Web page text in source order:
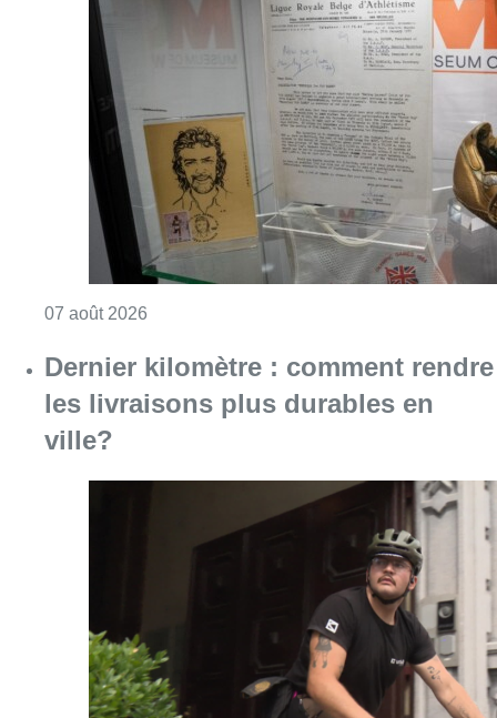
07 août 2026 Consulter l'article "Mémorial Van Damme:
Dernier kilomètre : comment rendre
les livraisons plus durables en
ville?
Consulter l'article "Dernier kilomètre :
“La tactique doit être claire, c’est le
plus important”: Mark van Bommel
dévoile sa philosophie pour les